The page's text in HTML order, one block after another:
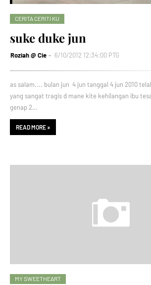
CERITA CERITI KU
suke duke jun
Roziah @ Cie 6/10/2012 12:34:00 PTG
as salam.... bulan jun 4 jun tanggal 4 jun 2010
yang sangat tragis d mane kite kehilangan ibu
genap 2…
READ MORE »
MY SWEETHEART